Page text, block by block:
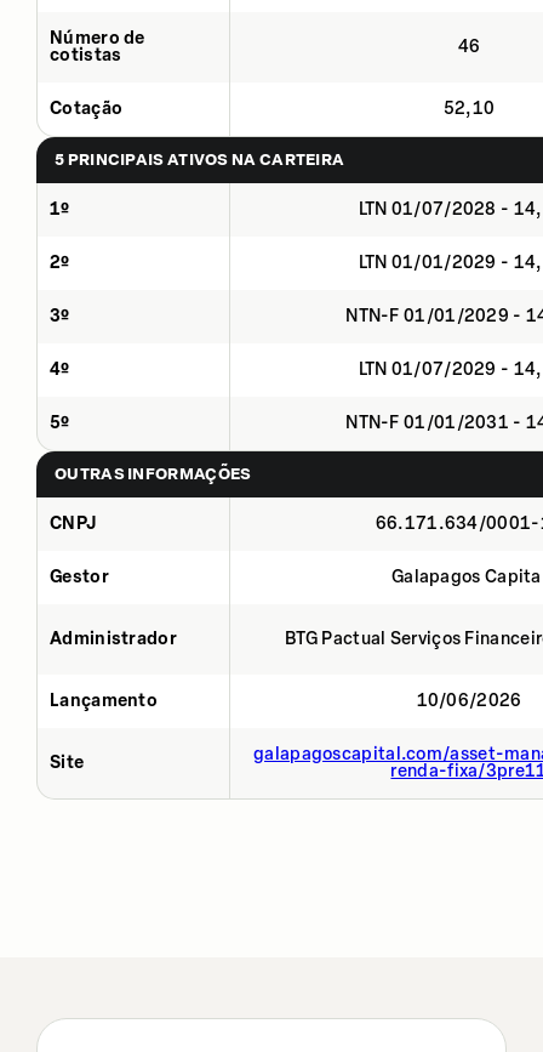
Número de
cotistas
46
Cotação 52,10
5 PRINCIPAIS ATIVOS NA CARTEIRA
1º LTN 01/07/2028 -
2º LTN 01/01/2029 -
3º NTN-F 01/01/2029 -
4º LTN 01/07/2029 -
5º NTN-F 01/01/2031 -
OUTRAS INFORMAÇÕES
CNPJ 66.171.634/0001-
Gestor Galapagos
Administrador BTG Pactual Serviços
Lançamento 10/06/2026
Site
galapagoscapital.com/asset-
renda-fixa/